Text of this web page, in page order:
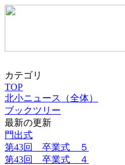
カテゴリ
TOP
北小ニュース（全体）
ブックツリー
最新の更新
門出式
第43回 卒業式 ５
第43回 卒業式 ４